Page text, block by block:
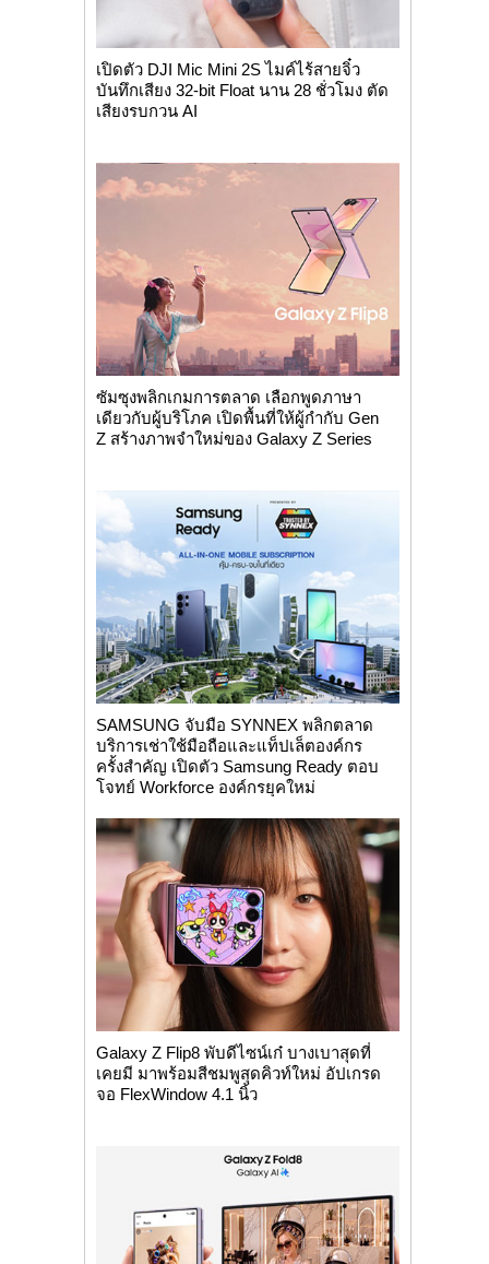
เปิดตัว DJI Mic Mini 2S ไมค์ไร้สายจิ๋ว
บันทึกเสียง 32-bit Float นาน 28 ชั่วโมง ตัด
เสียงรบกวน AI
ซัมซุงพลิกเกมการตลาด เลือกพูดภาษา
เดียวกับผู้บริโภค เปิดพื้นที่ให้ผู้กำกับ Gen
Z สร้างภาพจำใหม่ของ Galaxy Z Series
SAMSUNG จับมือ SYNNEX พลิกตลาด
บริการเช่าใช้มือถือและแท็ปเล็ตองค์กร
ครั้งสำคัญ เปิดตัว Samsung Ready ตอบ
โจทย์ Workforce องค์กรยุคใหม่
Galaxy Z Flip8 พับดีไซน์เก๋ บางเบาสุดที่
เคยมี มาพร้อมสีชมพูสุดคิวท์ใหม่ อัปเกรด
จอ FlexWindow 4.1 นิ้ว